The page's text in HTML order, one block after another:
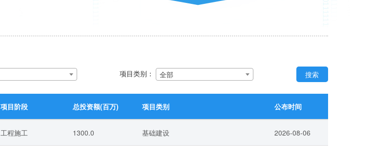
项目类别： 全部 搜索
项目阶段 总投资额(百万) 项目类别 公布时间
工程施工 1300.0 基础建设 2026-08-06